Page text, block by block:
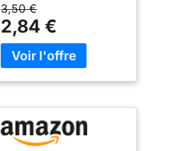
Contenu : 1 kg
3,50 €
2,84 €